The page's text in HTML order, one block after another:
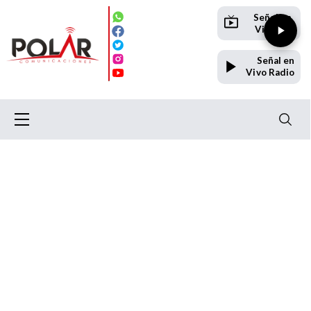
Señal en
Vivo TV
Señal en
Vivo Radio